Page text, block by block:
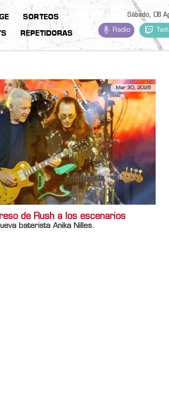
SORTEOS
REPETIDORAS
Sábado, 08
Radio
Mar 30, 2026
de Rush a los escenarios
baterista Anika Nilles.